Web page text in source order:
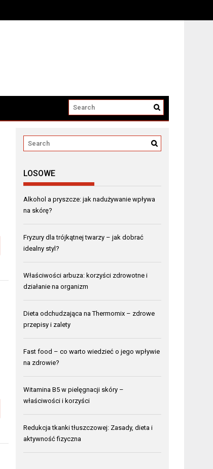
LOSOWE
Alkohol a pryszcze: jak nadużywanie wpływa
na skórę?
Fryzury dla trójkątnej twarzy – jak dobrać
idealny styl?
Właściwości arbuza: korzyści zdrowotne i
działanie na organizm
Dieta odchudzająca na Thermomix – zdrowe
przepisy i zalety
Fast food – co warto wiedzieć o jego wpływie
na zdrowie?
Witamina B5 w pielęgnacji skóry –
właściwości i korzyści
Redukcja tkanki tłuszczowej: Zasady, dieta i
aktywność fizyczna